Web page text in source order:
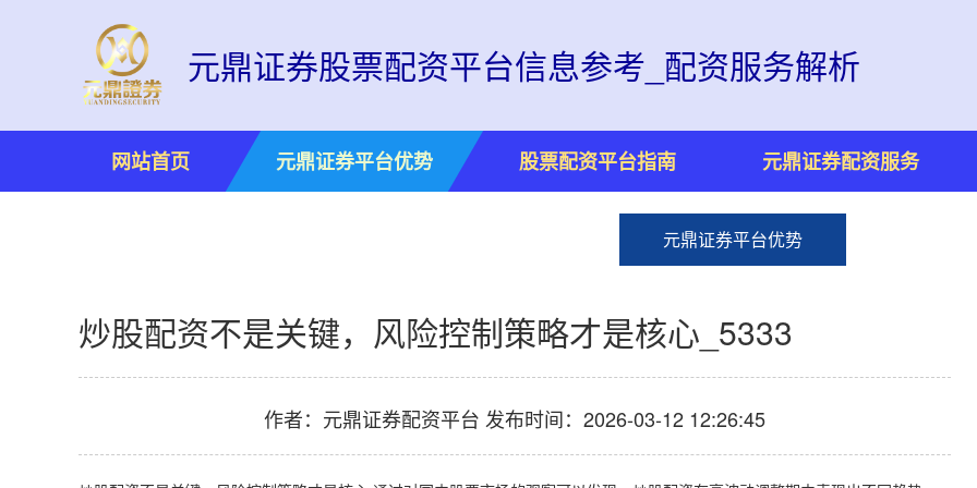
元鼎证券股票配资平台信息参考_配资服务解析
网站首页 元鼎证券平台优势 股票配资平台指南 元鼎证券配资服务
元鼎证券平台优势
炒股配资不是关键，风险控制策略才是核心_5333
作者：元鼎证券配资平台 发布时间：2026-03-12 12:26:45